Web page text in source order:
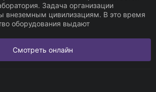
Задача организации
внеземным цивилизациям. В это время
оборудования выдают
Смотреть онлайн